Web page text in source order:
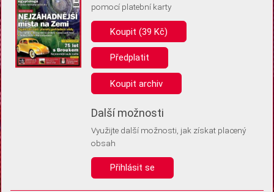
Pro základní fungování webu nepotřebujeme ukládat žádné informace
(tzv. cookies apod.). Rádi bychom vás ale požádali o souhlas s
uložením volitelných informací:
Anonymní unikátní ID
Díky němu příště poznáme, že se jedná o stejné zařízení, a
Identifikátor je zcela anonymní.
Vaše souhlasy a odmítnutí si ukládáme do vašeho zařízení, abychom se
vás už příště znovu neptali. Můžete je kdykoli později upravit ve Správě
pomocí platební karty
Koupit (39 Kč)
Předplatit
Koupit archiv
Další možnosti
Využijte další možnosti, jak získat placený
obsah
Přihlásit se